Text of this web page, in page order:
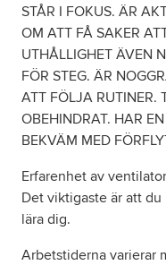
STÅR I FOKUS. ÄR
OM ATT FÅ SAKER
UTHÅLLIGHET ÄVEN
FÖR STEG. ÄR
ATT FÖLJA RUTINER.
OBEHINDRAT. HAR
BEKVÄM MED
Erfarenhet av
Det viktigaste är att
lära dig.
Arbetstiderna varierar